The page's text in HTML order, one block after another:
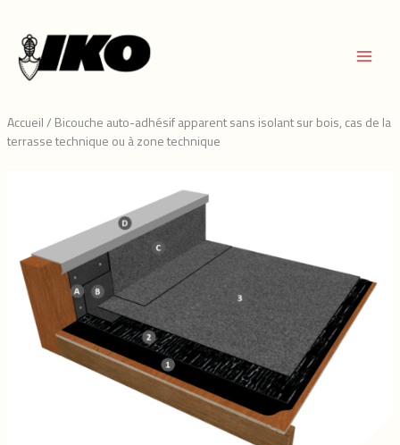
contenu
Accueil/ Bicouche auto-adhésif apparent sans isolant sur bois, cas de la
terrasse technique ou à zone technique